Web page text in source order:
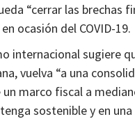
“cerrar las brechas
ocasión del COVID-19.
internacional sugiere
vuelva “a una
marco fiscal a
sostenible y en